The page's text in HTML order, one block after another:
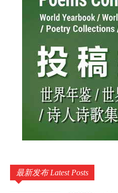
最新发布 Latest Posts